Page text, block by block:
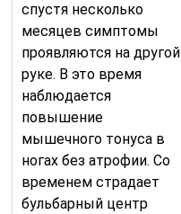
спустя несколько
месяцев симптомы
проявляются на другой
руке. В это время
наблюдается
повышение
мышечного тонуса в
ногах без атрофии. Со
временем страдает
бульбарный центр